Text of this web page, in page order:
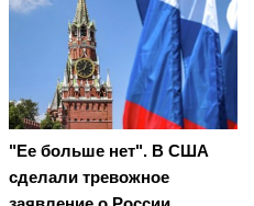
"Ее больше нет". В США
сделали тревожное